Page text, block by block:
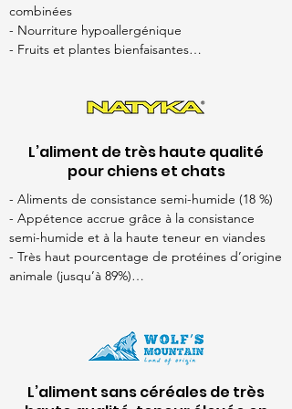
combinées
- Nourriture hypoallergénique
- Fruits et plantes bienfaisantes
- Fabriqué en France
L’aliment de très haute qualité
pour chiens et chats
- Aliments de consistance semi-humide (18 %)
- Appétence accrue grâce à la consistance
semi-humide et à la haute teneur en viandes
- Très haut pourcentage de protéines d’origine
animale (jusqu’à 89%)
- Ingrédients d’origine européenne
- Emballage hermétique
L’aliment sans céréales de très